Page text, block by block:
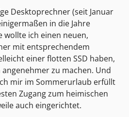
Desktoprechner (seit Januar
in die Jahre
wollte ich einen neuen,
mit entsprechendem
einer flotten SSD haben,
zu machen. Und
mir im Sommerurlaub erfüllt
Zugang zum heimischen
auch eingerichtet.